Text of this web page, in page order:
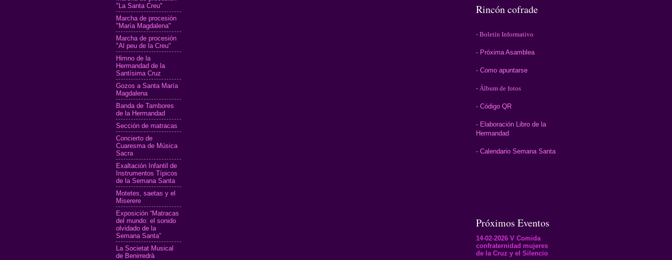
"La Santa Creu"
Marcha de procesión
"María Magdalena"
Marcha de procesión
"Al peu de la Creu"
Himno de la
Hermandad de la
Santísima Cruz
Gozos a Santa María
Magdalena
Banda de Tambores
de la Hermandad
Sección de matracas
Concierto de
Cuaresma de Música
Sacra
Exaltación Infantil de
Instrumentos Típicos
de la Semana Santa
Motetes, saetas y el
Miserere
Exposición “Matracas
del mundo: el sonido
olvidado de la
Semana Santa”
La Societat Musical
de Benirredrà
Rincón cofrade
- Boletín Informativo
- Próxima Asamblea
- Como apuntarse
- Álbum de fotos
- Código QR
- Elaboración Libro de la
Hermandad
- Calendario Semana Santa
Próximos Eventos
14-02-2026 V Comida
confraternidad mujeres
de la Cruz y el Silencio